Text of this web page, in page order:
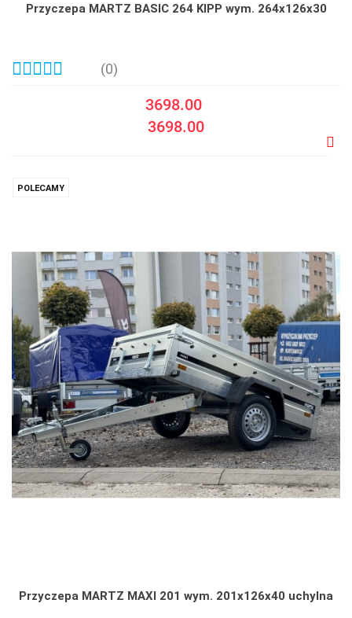
Przyczepa MARTZ BASIC 264 KIPP wym. 264x126x30
(0)
3698.00
3698.00
POLECAMY
Przyczepa MARTZ MAXI 201 wym. 201x126x40 uchylna